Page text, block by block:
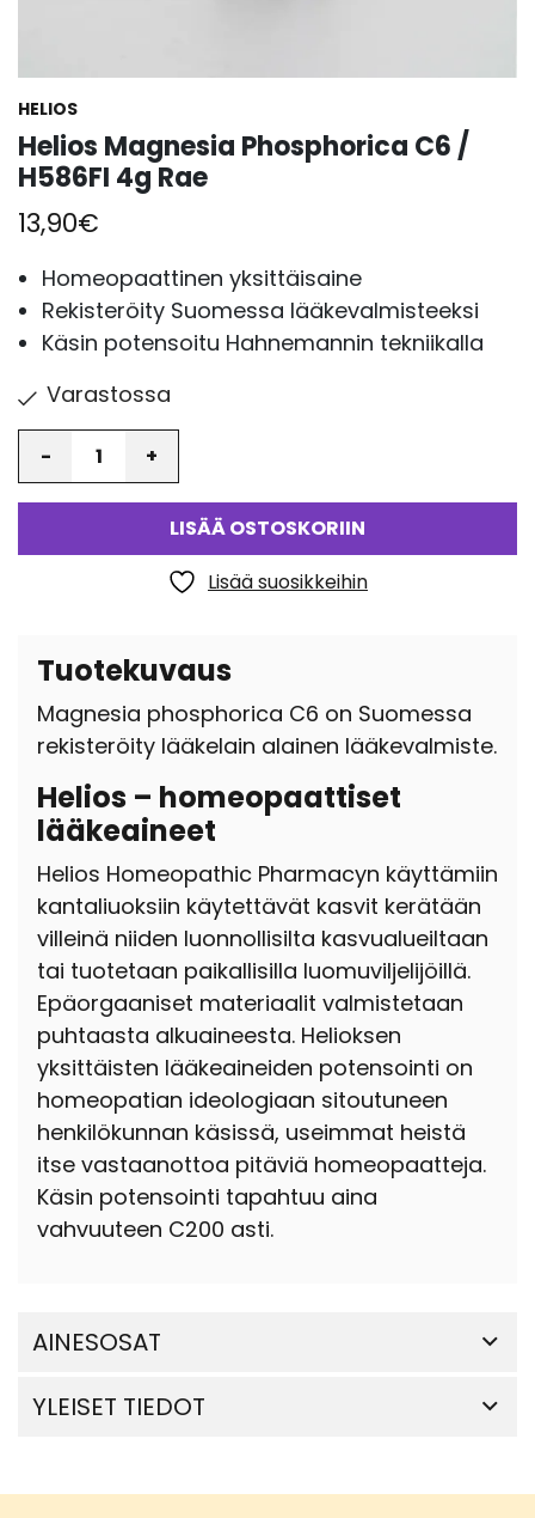
HELIOS
Helios Magnesia Phosphorica C6 /
H586FI 4g Rae
13,90€
Homeopaattinen yksittäisaine
Rekisteröity Suomessa lääkevalmisteeksi
Käsin potensoitu Hahnemannin tekniikalla
Varastossa
LISÄÄ OSTOSKORIIN
Lisää suosikkeihin
Tuotekuvaus
Magnesia phosphorica C6 on Suomessa
rekisteröity lääkelain alainen lääkevalmiste.
Helios – homeopaattiset
lääkeaineet
Helios Homeopathic Pharmacyn käyttämiin
kantaliuoksiin käytettävät kasvit kerätään
villeinä niiden luonnollisilta kasvualueiltaan
tai tuotetaan paikallisilla luomuviljelijöillä.
Epäorgaaniset materiaalit valmistetaan
puhtaasta alkuaineesta. Helioksen
yksittäisten lääkeaineiden potensointi on
homeopatian ideologiaan sitoutuneen
henkilökunnan käsissä, useimmat heistä
itse vastaanottoa pitäviä homeopaatteja.
Käsin potensointi tapahtuu aina
vahvuuteen C200 asti.
AINESOSAT
YLEISET TIEDOT